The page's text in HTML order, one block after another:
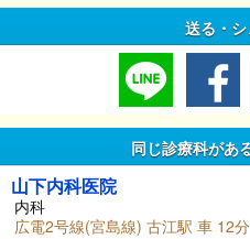
送る・
同じ診療科があ
山下内科医院
内科
広電2号線(宮島線) 古江駅 車 12分